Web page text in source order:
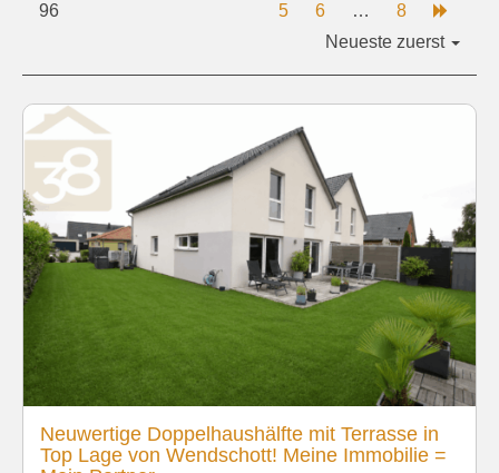
96
5
6 …
8
Neueste zuerst
Neuwertige Doppelhaushälfte mit Terrasse in
Top Lage von Wendschott! Meine Immobilie =